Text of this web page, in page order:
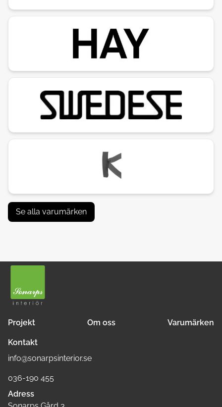
Se alla varumärken
Projekt Om oss Varumärken
Kontakt
info@sonarpsinterior.se
036-190 455
Adress